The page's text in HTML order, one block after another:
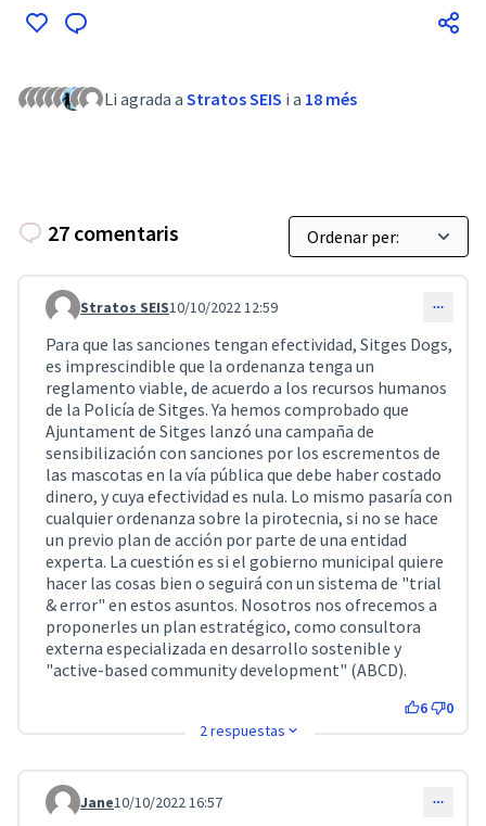
Li agrada a Stratos SEIS i a 18 més
27 comentaris
Comentari 2993
Stratos SEIS10/10/2022 12:59
Para que las sanciones tengan efectividad, Sitges Dogs,
es imprescindible que la ordenanza tenga un
reglamento viable, de acuerdo a los recursos humanos
de la Policía de Sitges. Ya hemos comprobado que
Ajuntament de Sitges lanzó una campaña de
sensibilización con sanciones por los escrementos de
las mascotas en la vía pública que debe haber costado
dinero, y cuya efectividad es nula. Lo mismo pasaría con
cualquier ordenanza sobre la pirotecnia, si no se hace
un previo plan de acción por parte de una entidad
experta. La cuestión es si el gobierno municipal quiere
hacer las cosas bien o seguirá con un sistema de "trial
& error" en estos asuntos. Nosotros nos ofrecemos a
proponerles un plan estratégico, como consultora
externa especializada en desarrollo sostenible y
"active-based community development" (ABCD).
6
0
2 respuestas
Comentari 2998
Jane10/10/2022 16:57